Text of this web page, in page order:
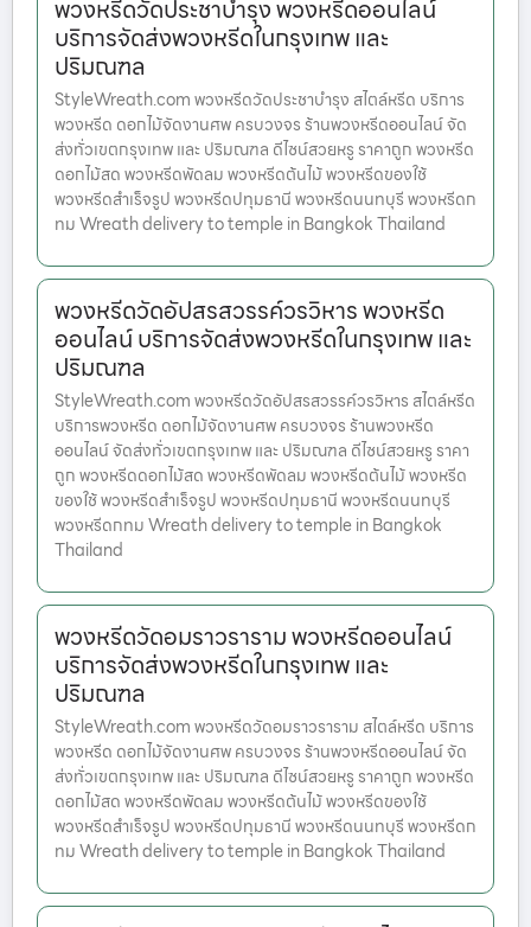
พวงหรีดวัดประชาบำรุง พวงหรีดออนไลน์
บริการจัดส่งพวงหรีดในกรุงเทพ และ
ปริมณฑล
StyleWreath.com พวงหรีดวัดประชาบำรุง สไตล์หรีด บริการ
พวงหรีด ดอกไม้จัดงานศพ ครบวงจร ร้านพวงหรีดออนไลน์ จัด
ส่งทั่วเขตกรุงเทพ และ ปริมณฑล ดีไซน์สวยหรู ราคาถูก พวงหรีด
ดอกไม้สด พวงหรีดพัดลม พวงหรีดต้นไม้ พวงหรีดของใช้
พวงหรีดสำเร็จรูป พวงหรีดปทุมธานี พวงหรีดนนทบุรี พวงหรีดก
ทม Wreath delivery to temple in Bangkok Thailand
พวงหรีดวัดอัปสรสวรรค์วรวิหาร พวงหรีด
ออนไลน์ บริการจัดส่งพวงหรีดในกรุงเทพ และ
ปริมณฑล
StyleWreath.com พวงหรีดวัดอัปสรสวรรค์วรวิหาร สไตล์หรีด
บริการพวงหรีด ดอกไม้จัดงานศพ ครบวงจร ร้านพวงหรีด
ออนไลน์ จัดส่งทั่วเขตกรุงเทพ และ ปริมณฑล ดีไซน์สวยหรู ราคา
ถูก พวงหรีดดอกไม้สด พวงหรีดพัดลม พวงหรีดต้นไม้ พวงหรีด
ของใช้ พวงหรีดสำเร็จรูป พวงหรีดปทุมธานี พวงหรีดนนทบุรี
พวงหรีดกทม Wreath delivery to temple in Bangkok
Thailand
พวงหรีดวัดอมราวราราม พวงหรีดออนไลน์
บริการจัดส่งพวงหรีดในกรุงเทพ และ
ปริมณฑล
StyleWreath.com พวงหรีดวัดอมราวราราม สไตล์หรีด บริการ
พวงหรีด ดอกไม้จัดงานศพ ครบวงจร ร้านพวงหรีดออนไลน์ จัด
ส่งทั่วเขตกรุงเทพ และ ปริมณฑล ดีไซน์สวยหรู ราคาถูก พวงหรีด
ดอกไม้สด พวงหรีดพัดลม พวงหรีดต้นไม้ พวงหรีดของใช้
พวงหรีดสำเร็จรูป พวงหรีดปทุมธานี พวงหรีดนนทบุรี พวงหรีดก
ทม Wreath delivery to temple in Bangkok Thailand